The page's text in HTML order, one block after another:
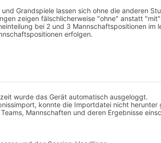
Grandspiele lassen sich ohne die anderen
zeigen fälschlicherweise "ohne" anstatt
bei 2 und 3 Mannschaftspositionen im
erfolgen.
wurde das Gerät automatisch ausgeloggt.
konnte die Importdatei nicht herunter
Mannschaften und deren Ergebnisse